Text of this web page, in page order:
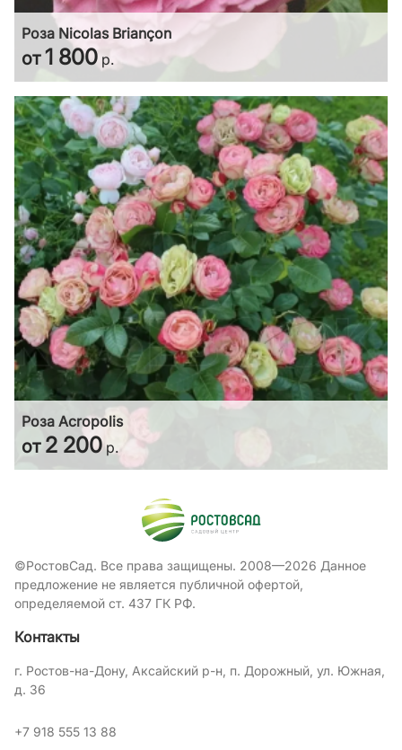
Роза Nicolas Briançon
от1 800 р.
Роза Acropolis
от 2 200 р.
©РостовСад. Все права защищены. 2008—2026 Данное
предложение не является публичной офертой,
определяемой ст. 437 ГК РФ.
Контакты
г. Ростов-на-Дону, Аксайский р-н, п. Дорожный, ул. Южная,
д. 36
+7 918 555 13 88